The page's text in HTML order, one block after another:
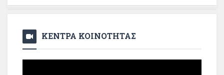
ΚΕΝΤΡΑ ΚΟΙΝΟΤΗΤΑΣ